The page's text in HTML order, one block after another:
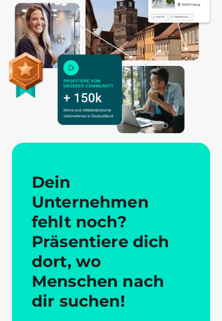
Dein
Unternehmen
fehlt noch?
Präsentiere dich
dort, wo
Menschen nach
dir suchen!